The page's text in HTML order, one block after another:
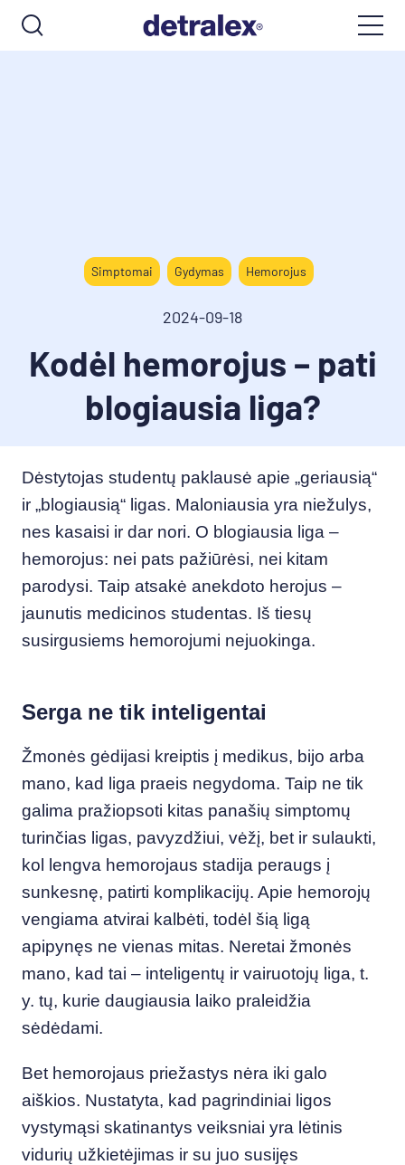
Simptomai Gydymas Hemorojus
2024-09-18
Kodėl hemorojus – pati
blogiausia liga?
Dėstytojas studentų paklausė apie „geriausią“
ir „blogiausią“ ligas. Maloniausia yra niežulys,
nes kasaisi ir dar nori. O blogiausia liga –
hemorojus: nei pats pažiūrėsi, nei kitam
parodysi. Taip atsakė anekdoto herojus –
jaunutis medicinos studentas. Iš tiesų
susirgusiems hemorojumi nejuokinga.
Serga ne tik inteligentai
Žmonės gėdijasi kreiptis į medikus, bijo arba
mano, kad liga praeis negydoma. Taip ne tik
galima pražiopsoti kitas panašių simptomų
turinčias ligas, pavyzdžiui, vėžį, bet ir sulaukti,
kol lengva hemorojaus stadija peraugs į
sunkesnę, patirti komplikacijų. Apie hemorojų
vengiama atvirai kalbėti, todėl šią ligą
apipynęs ne vienas mitas. Neretai žmonės
mano, kad tai – inteligentų ir vairuotojų liga, t.
y. tų, kurie daugiausia laiko praleidžia
sėdėdami.
Bet hemorojaus priežastys nėra iki galo
aiškios. Nustatyta, kad pagrindiniai ligos
vystymąsi skatinantys veiksniai yra lėtinis
vidurių užkietėjimas ir su juo susijęs